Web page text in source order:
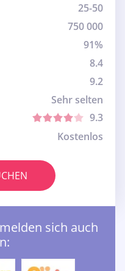
25-50
750 000
91%
8.4
9.2
Sehr selten
9.3
Kostenlos
sich auch